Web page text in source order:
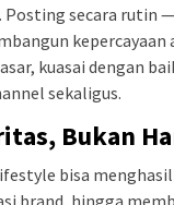
Posting secara rutin
kuasai dengan
sekaligus.
Bukan
bisa
brand, hingga